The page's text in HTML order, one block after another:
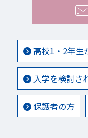
高校1・2年生
入学を検討さ
保護者の方